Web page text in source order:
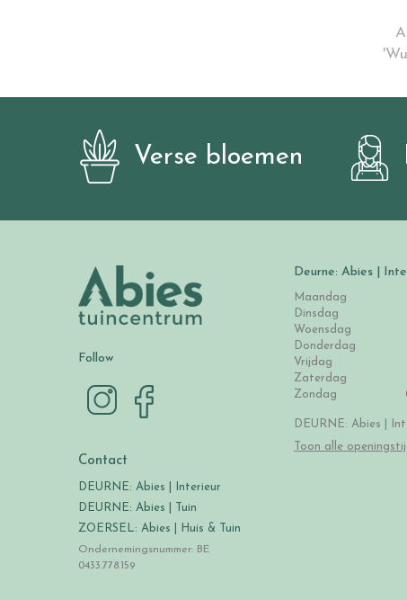
Verse bloemen
Follow
Contact
DEURNE: Abies | Interieur
DEURNE: Abies | Tuin
ZOERSEL: Abies | Huis & Tuin
Ondernemingsnummer: BE
0433.778.159
Deurne: Abies |
Maandag
Dinsdag
Woensdag
Donderdag
Vrijdag
Zaterdag
Zondag
DEURNE: Abies |
Toon alle